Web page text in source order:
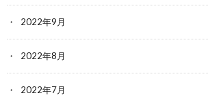
2022年9月
2022年8月
2022年7月